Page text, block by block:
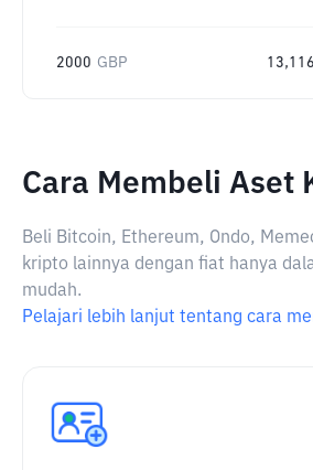
2000 GBP
Cara Membeli Aset
Beli Bitcoin, Ethereum, Ondo,
kripto lainnya dengan fiat hanya
mudah.
Pelajari lebih lanjut tentang cara